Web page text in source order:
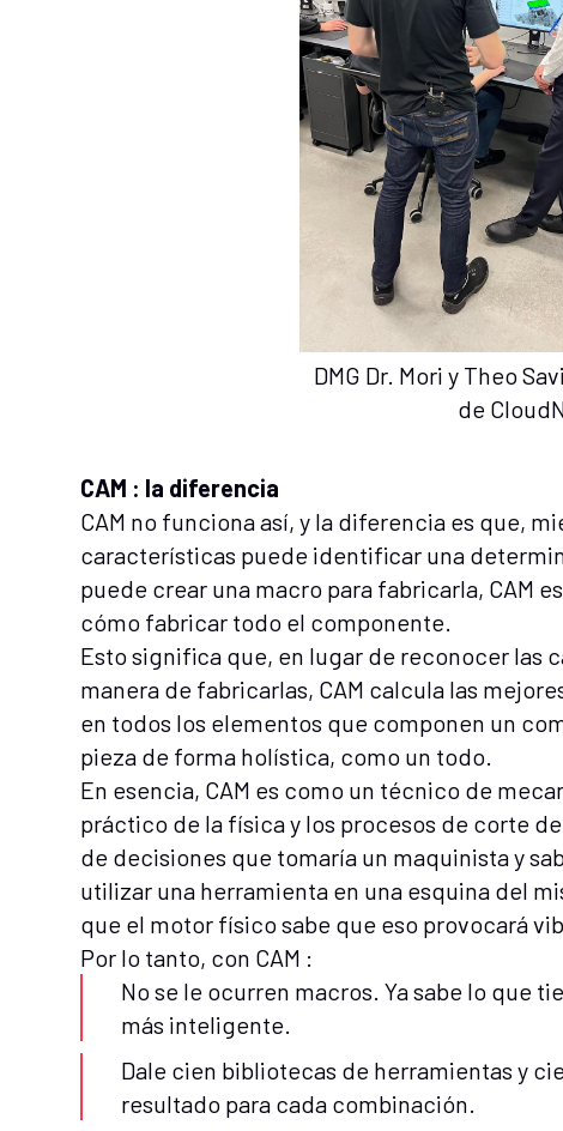
DMG Dr. Mori y Theo
de
CAM : la diferencia
CAM no funciona así, y la diferencia es que,
características puede identificar una
puede crear una macro para fabricarla, CAM
cómo fabricar todo el componente.
Esto significa que, en lugar de reconocer las
manera de fabricarlas, CAM calcula las
en todos los elementos que componen un
pieza de forma holística, como un todo.
En esencia, CAM es como un técnico de
práctico de la física y los procesos de corte
de decisiones que tomaría un maquinista y
utilizar una herramienta en una esquina del
que el motor físico sabe que eso provocará
Por lo tanto, con CAM :
No se le ocurren macros. Ya sabe lo que
más inteligente.
Dale cien bibliotecas de herramientas y
resultado para cada combinación.